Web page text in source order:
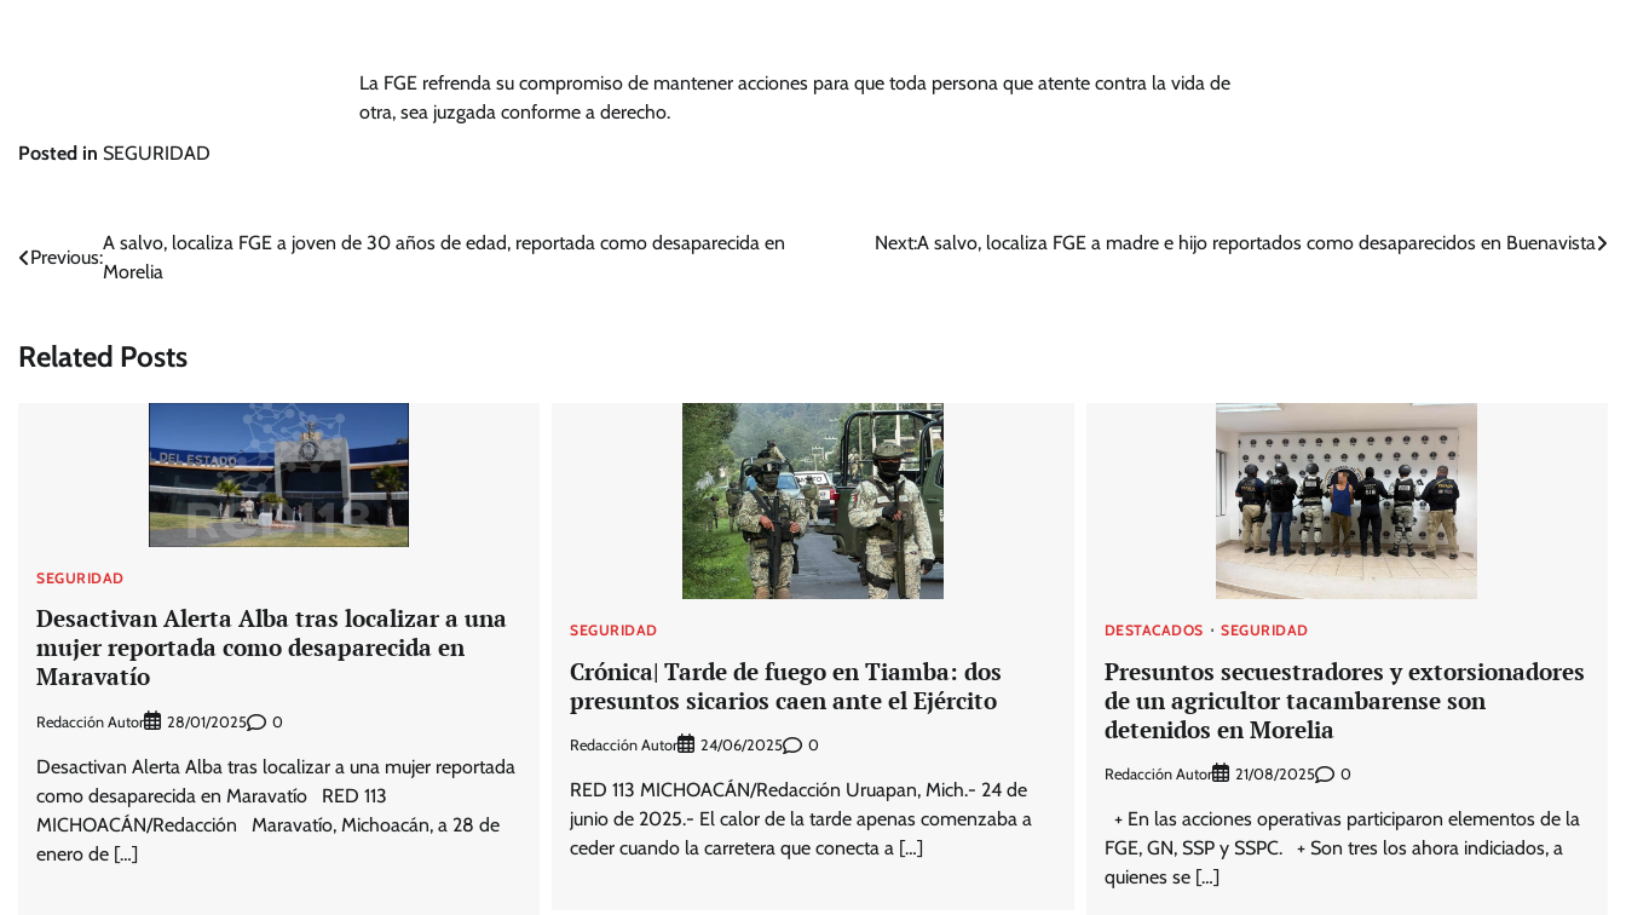
La FGE refrenda su compromiso de mantener acciones para que toda persona que atente contra la vida de
otra, sea juzgada conforme a derecho.
Posted in SEGURIDAD
Navegación
entradas
Previous:
A salvo, localiza FGE a joven de 30 años de edad, reportada como desaparecida en
Morelia
Next:A salvo, localiza FGE a madre e hijo reportados como desaparecidos en Buenavista
Related Posts
SEGURIDAD
Desactivan Alerta Alba tras localizar a una
mujer reportada como desaparecida en
Maravatío
Redacción Autor 28/01/2025 0
Desactivan Alerta Alba tras localizar a una mujer reportada
como desaparecida en Maravatío RED 113
MICHOACÁN/Redacción Maravatío, Michoacán, a 28 de
enero de […]
SEGURIDAD
Crónica| Tarde de fuego en Tiamba: dos
presuntos sicarios caen ante el Ejército
Redacción Autor 24/06/2025 0
RED 113 MICHOACÁN/Redacción Uruapan, Mich.- 24 de
junio de 2025.- El calor de la tarde apenas comenzaba a
ceder cuando la carretera que conecta a […]
DESTACADOS SEGURIDAD
Presuntos secuestradores y extorsionadores
de un agricultor tacambarense son
detenidos en Morelia
Redacción Autor 21/08/2025 0
+ En las acciones operativas participaron elementos de la
FGE, GN, SSP y SSPC. + Son tres los ahora indiciados, a
quienes se […]